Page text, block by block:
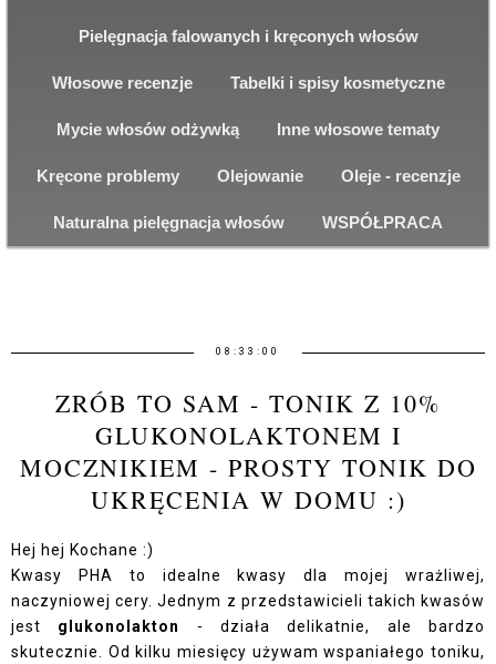
Pielęgnacja falowanych i kręconych włosów
Włosowe recenzje Tabelki i spisy kosmetyczne
Mycie włosów odżywką Inne włosowe tematy
Kręcone problemy Olejowanie Oleje - recenzje
Naturalna pielęgnacja włosów WSPÓŁPRACA
08:33:00
ZRÓB TO SAM - TONIK Z 10%
GLUKONOLAKTONEM I
MOCZNIKIEM - PROSTY TONIK DO
UKRĘCENIA W DOMU :)
Hej hej Kochane :)
Kwasy PHA to idealne kwasy dla mojej wrażliwej,
naczyniowej cery. Jednym z przedstawicieli takich kwasów
jest glukonolakton - działa delikatnie, ale bardzo
skutecznie. Od kilku miesięcy używam wspaniałego toniku,